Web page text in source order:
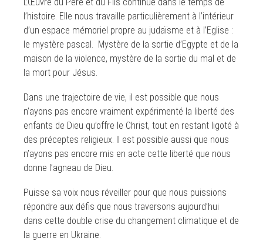
l’histoire. Elle nous travaille particulièrement à l’intérieur
d’un espace mémoriel propre au judaïsme et à l’Eglise :
le mystère pascal. Mystère de la sortie d’Egypte et de la
maison de la violence, mystère de la sortie du mal et de
la mort pour Jésus.
Dans une trajectoire de vie, il est possible que nous
n’ayons pas encore vraiment expérimenté la liberté des
enfants de Dieu qu’offre le Christ, tout en restant ligoté à
des préceptes religieux. Il est possible aussi que nous
n’ayons pas encore mis en acte cette liberté que nous
donne l’agneau de Dieu.
Puisse sa voix nous réveiller pour que nous puissions
répondre aux défis que nous traversons aujourd’hui
dans cette double crise du changement climatique et de
la guerre en Ukraine.